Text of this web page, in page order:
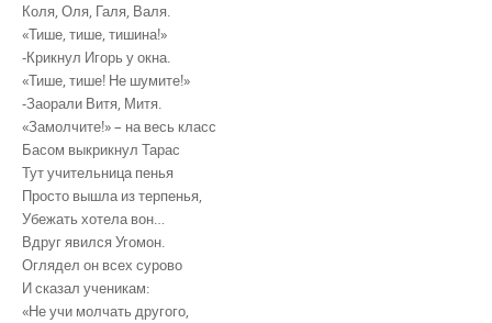
Коля, Оля, Галя, Валя.
«Тише, тише, тишина!»
-Крикнул Игорь у окна.
«Тише, тише! Не шумите!»
-Заорали Витя, Митя.
«Замолчите!» – на весь класс
Басом выкрикнул Тарас
Тут учительница пенья
Просто вышла из терпенья,
Убежать хотела вон…
Вдруг явился Угомон.
Оглядел он всех сурово
И сказал ученикам:
«Не учи молчать другого,